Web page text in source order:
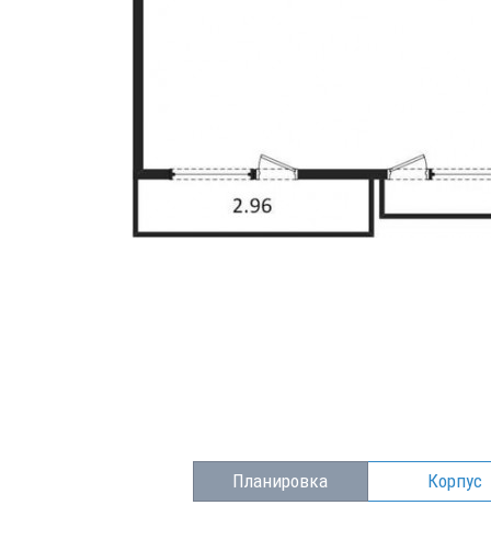
Планировка Корпус